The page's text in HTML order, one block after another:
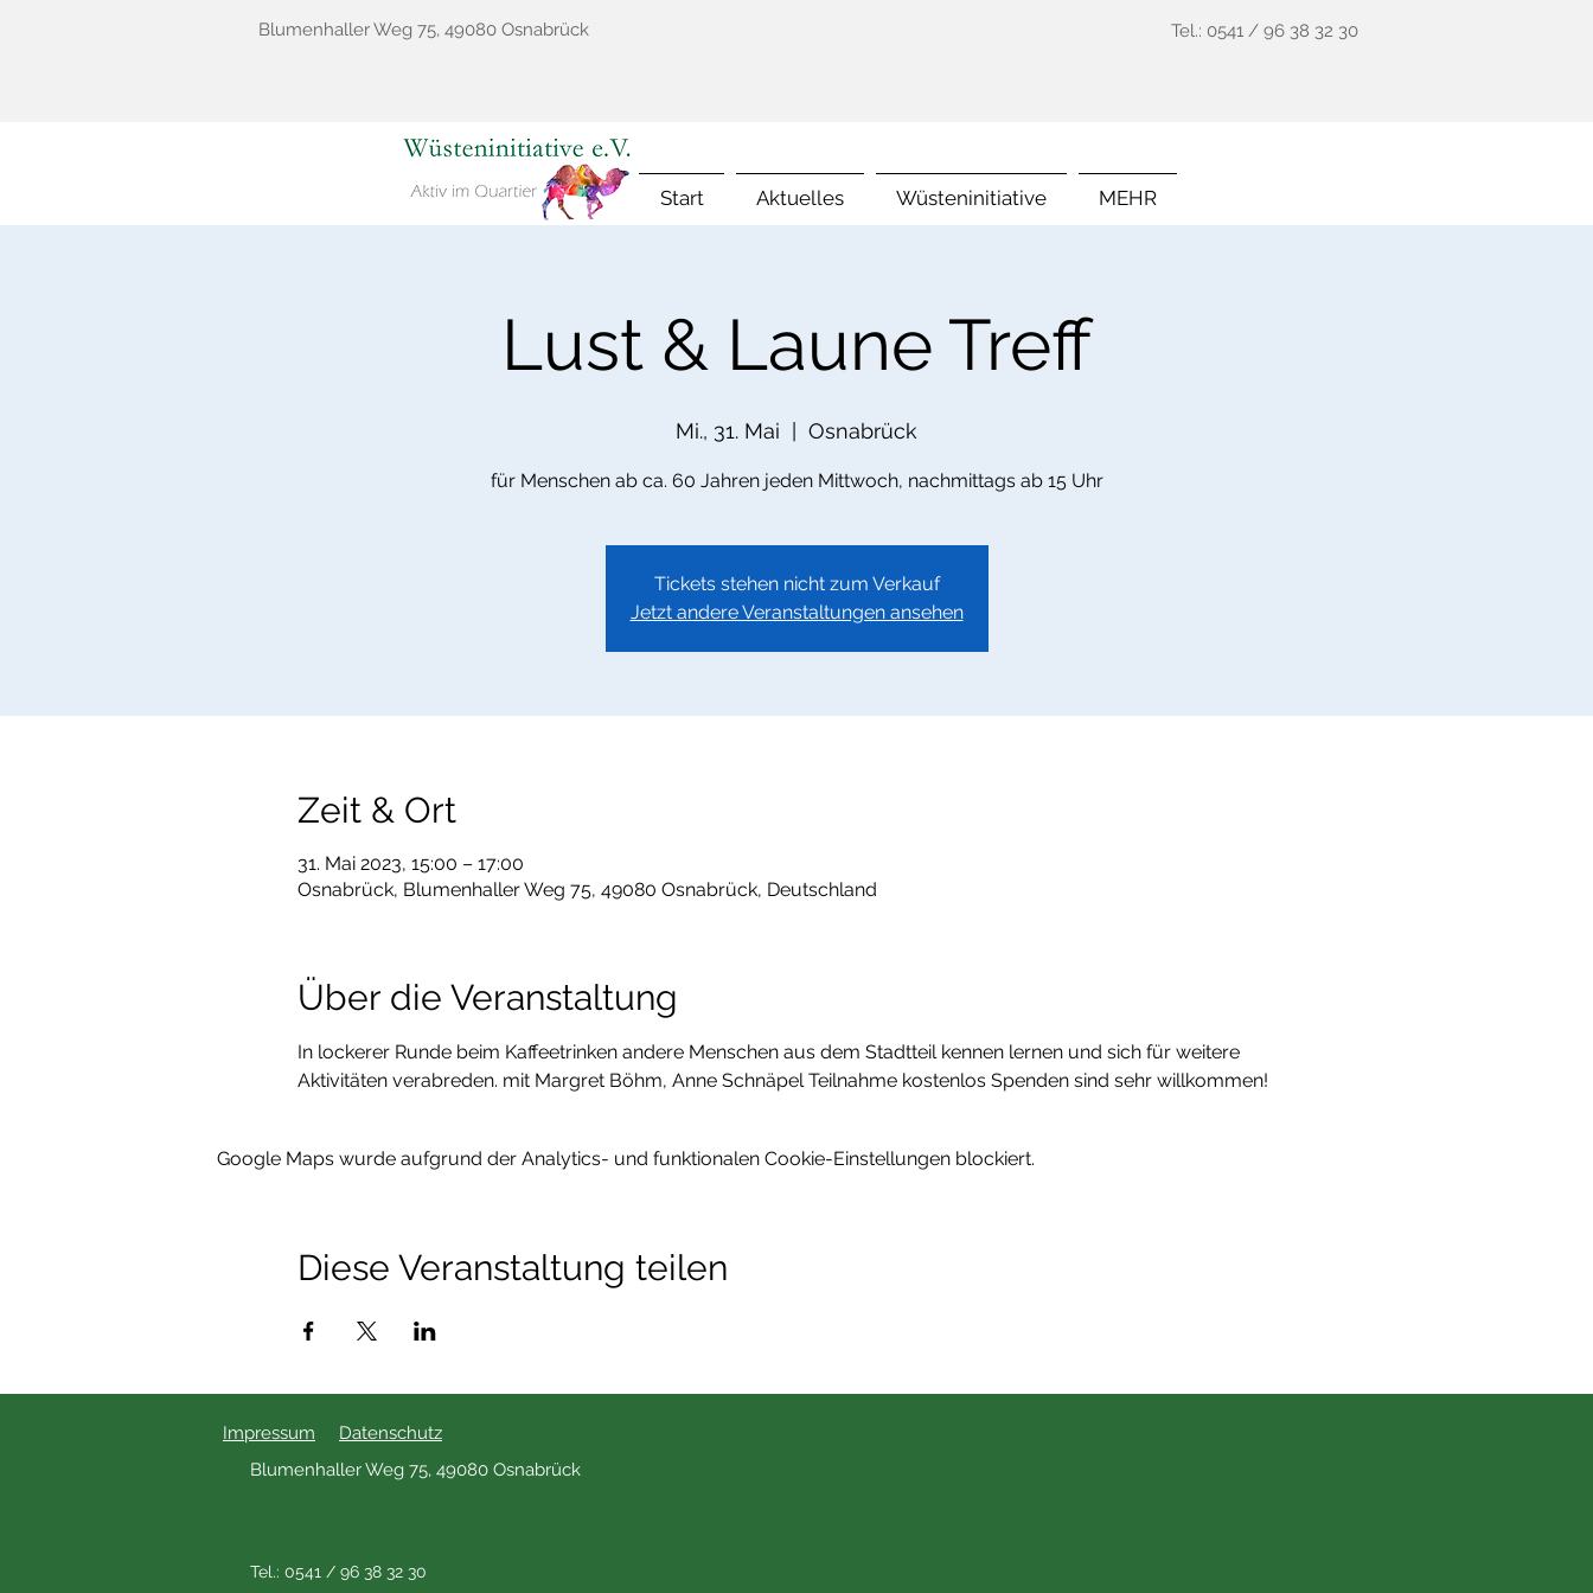
Blumenhaller Weg 75, 49080 Osnabrück Tel.: 0541 / 96 38 32 30
Start Aktuelles Wüsteninitiative MEHR
Lust & Laune Treff
Mi., 31. Mai Osnabrück
für Menschen ab ca. 60 Jahren jeden Mittwoch, nachmittags ab 15 Uhr
Tickets stehen nicht zum Verkauf
Jetzt andere Veranstaltungen ansehen
Zeit & Ort
31. Mai 2023, 15:00 – 17:00
Osnabrück, Blumenhaller Weg 75, 49080 Osnabrück, Deutschland
Über die Veranstaltung
In lockerer Runde beim Kaffeetrinken andere Menschen aus dem Stadtteil kennen lernen und sich für weitere
Aktivitäten verabreden. mit Margret Böhm, Anne Schnäpel Teilnahme kostenlos Spenden sind sehr willkommen!
Google Maps wurde aufgrund der Analytics- und funktionalen Cookie-Einstellungen blockiert.
Diese Veranstaltung teilen
Impressum
Datenschutz
Blumenhaller Weg 75, 49080 Osnabrück
Tel.: 0541 / 96 38 32 30